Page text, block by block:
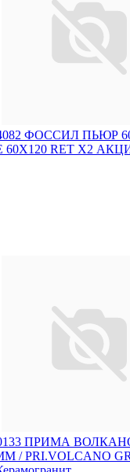
ФОССИЛ ПЬЮР
60X120 RET X2
ПРИМА
/ PRI.VOLCANO